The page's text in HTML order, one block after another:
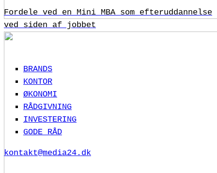
Fordele ved en Mini MBA som efteruddannelse
ved siden af jobbet
BRANDS
KONTOR
ØKONOMI
RÅDGIVNING
INVESTERING
GODE RÅD
kontakt@media24.dk